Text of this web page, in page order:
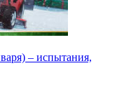
– испытания,